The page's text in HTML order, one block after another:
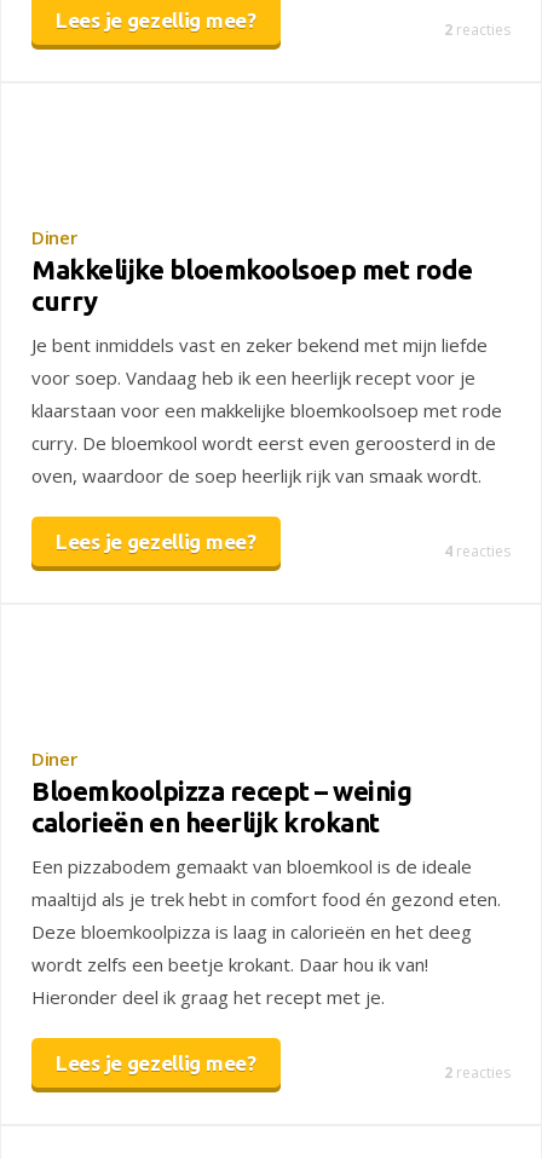
Lees je gezellig mee? 2 reacties
Diner
Makkelijke bloemkoolsoep met rode
curry
Je bent inmiddels vast en zeker bekend met mijn liefde
voor soep. Vandaag heb ik een heerlijk recept voor je
klaarstaan voor een makkelijke bloemkoolsoep met rode
curry. De bloemkool wordt eerst even geroosterd in de
oven, waardoor de soep heerlijk rijk van smaak wordt.
Lees je gezellig mee? 4 reacties
Diner
Bloemkoolpizza recept – weinig
calorieën en heerlijk krokant
Een pizzabodem gemaakt van bloemkool is de ideale
maaltijd als je trek hebt in comfort food én gezond eten.
Deze bloemkoolpizza is laag in calorieën en het deeg
wordt zelfs een beetje krokant. Daar hou ik van!
Hieronder deel ik graag het recept met je.
Lees je gezellig mee? 2 reacties